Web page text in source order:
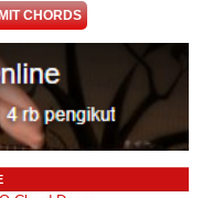
CHORDS